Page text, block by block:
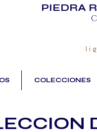
PIEDRA
COLECCIONES